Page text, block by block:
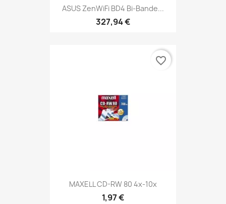
ASUS ZenWiFi BD4 Bi-Bande...
327,94 €
MAXELL CD-RW 80 4x-10x
1,97 €
favorite_border